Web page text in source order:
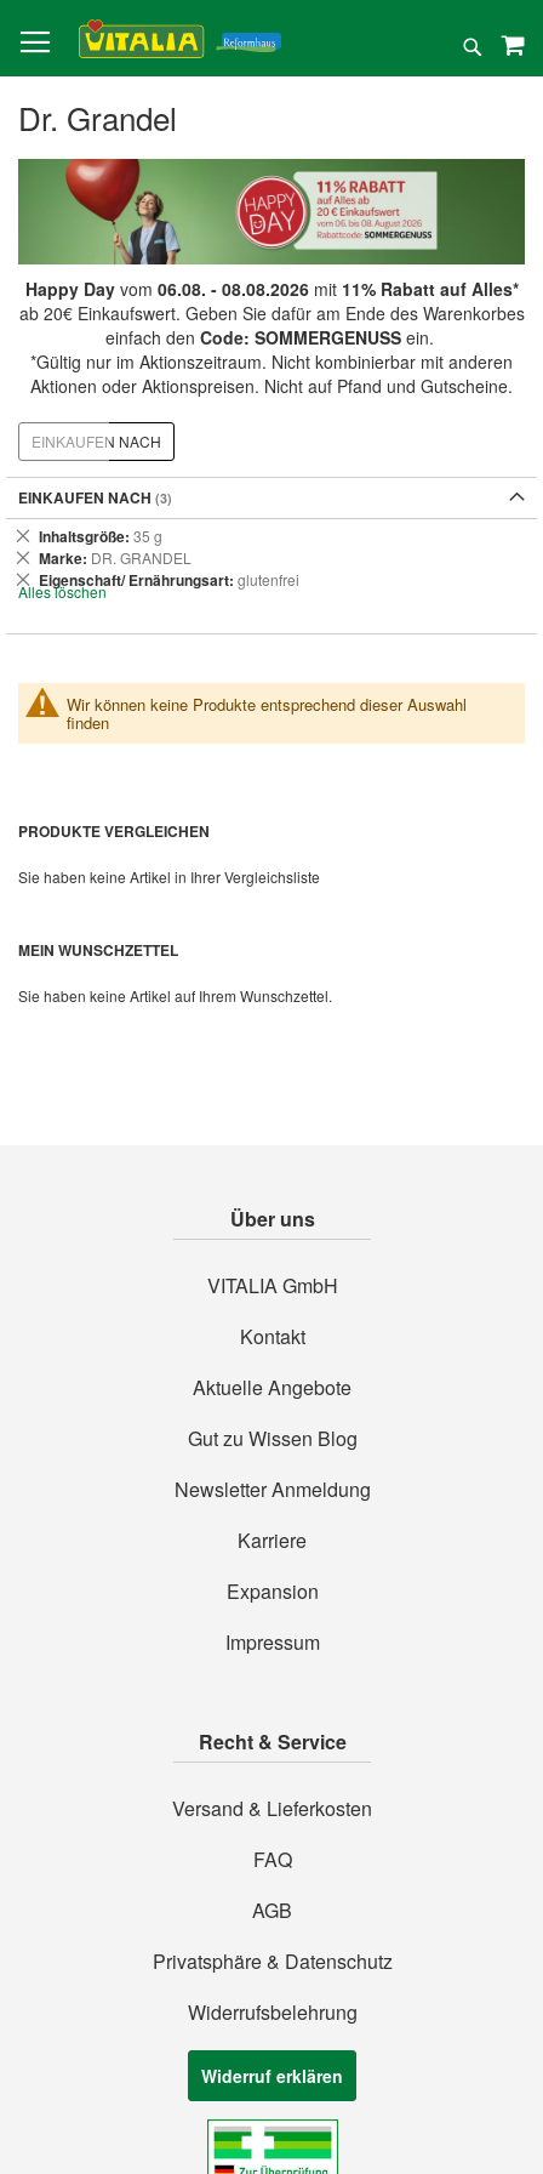
zum
Inhalt
Suche
Dr. Grandel
Happy Dayvom 06.08. - 08.08.2026mit 11% Rabatt auf Alles*
ab 20€ Einkaufswert. Geben Sie dafür am Ende des Warenkorbes
einfach den Code: SOMMERGENUSSein.
*Gültig nur im Aktionszeitraum. Nicht kombinierbar mit anderen
Aktionen oder Aktionspreisen. Nicht auf Pfand und Gutscheine.
Wir können keine Produkte entsprechend dieser Auswahl
finden
EINKAUFEN NACH
EINKAUFEN NACH
Inhaltsgröße 35 g
Dies
entfernen
Marke DR. GRANDEL
Dies
entfernen
Eigenschaft/ Ernährungsart glutenfrei
Dies
entfernen
Alles löschen
PRODUKTE VERGLEICHEN
Sie haben keine Artikel in Ihrer Vergleichsliste
MEIN WUNSCHZETTEL
Sie haben keine Artikel auf Ihrem Wunschzettel.
Über uns
VITALIA GmbH
Kontakt
Aktuelle Angebote
Gut zu Wissen Blog
Newsletter Anmeldung
Karriere
Expansion
Impressum
Recht & Service
Versand & Lieferkosten
FAQ
AGB
Privatsphäre & Datenschutz
Widerrufsbelehrung
Widerruf erklären